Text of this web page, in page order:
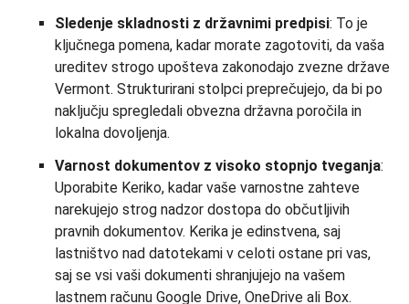
Sledenje skladnosti z državnimi predpisi: To je
ključnega pomena, kadar morate zagotoviti, da vaša
ureditev strogo upošteva zakonodajo zvezne države
Vermont. Strukturirani stolpci preprečujejo, da bi po
naključju spregledali obvezna državna poročila in
lokalna dovoljenja.
Varnost dokumentov z visoko stopnjo tveganja:
Uporabite Keriko, kadar vaše varnostne zahteve
narekujejo strog nadzor dostopa do občutljivih
pravnih dokumentov. Kerika je edinstvena, saj
lastništvo nad datotekami v celoti ostane pri vas,
saj se vsi vaši dokumenti shranjujejo na vašem
lastnem računu Google Drive, OneDrive ali Box.